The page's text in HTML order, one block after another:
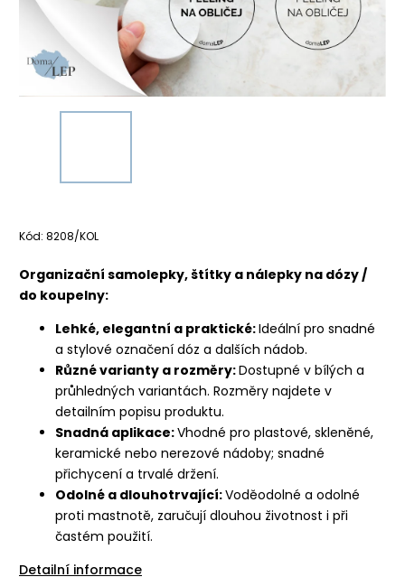
Kód: 8208/KOL
Organizační samolepky, štítky a nálepky na dózy /
do koupelny:
Lehké, elegantní a praktické:Ideální pro snadné
a stylové označení dóz a dalších nádob.
Různé varianty a rozměry:Dostupné v bílých a
průhledných variantách. Rozměry najdete v
detailním popisu produktu.
Snadná aplikace:Vhodné pro plastové, skleněné,
keramické nebo nerezové nádoby; snadné
přichycení a trvalé držení.
Odolné a dlouhotrvající:Voděodolné a odolné
proti mastnotě, zaručují dlouhou životnost i při
častém použití.
Detailní informace